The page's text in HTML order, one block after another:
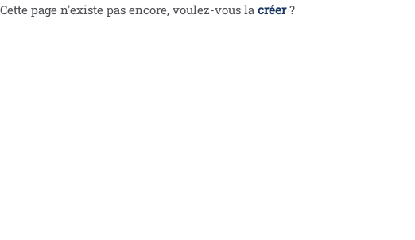
Cette page n'existe pas encore, voulez-vous la créer?